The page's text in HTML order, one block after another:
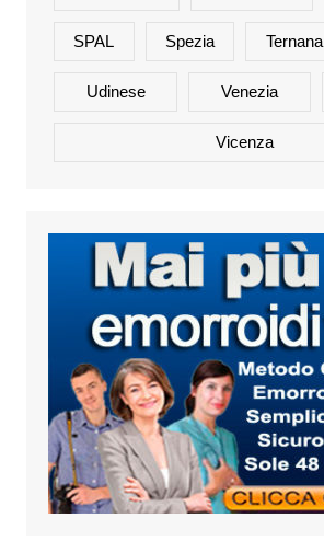
SPAL Spezia Ternana
Udinese Venezia
Vicenza